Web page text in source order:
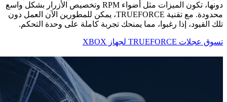
دونها، تكون الميزات مثل أضواء RPM وتخصيص الأزرار بشكل واسع
محدودة. مع تقنية TRUEFORCE، يمكن للمطورين الآن العمل دون
تلك القيود، إذا رغبوا، مما يمنحك تجربة كاملة على وحدة التحكم.
تسوق عجلات TRUEFORCE لجهاز XBOX